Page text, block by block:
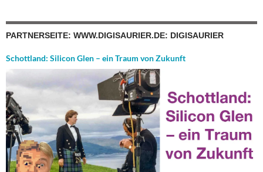
PARTNERSEITE: WWW.DIGISAURIER.DE: DIGISAURIER
Schottland: Silicon Glen – ein Traum von Zukunft